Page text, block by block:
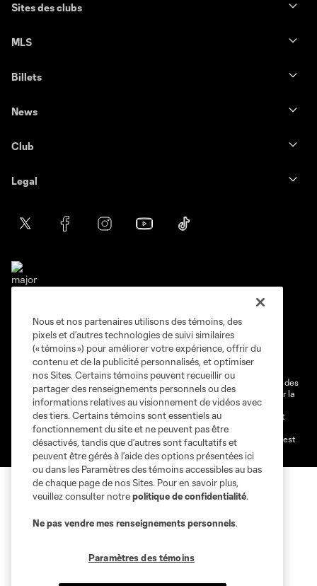
Sites des clubs
MLS
Billets
News
Club
Legal
Conditions d'utilisation
Politique de confidentialité
Ne vendez pas et ne partagez pas mes information personnelles.
Paramètres des témoins
@2026 MLS. Le nom et l'écusson Major League Soccer et MLS sont des
marques déposées de Major League Soccer, LLC (“MLS”) protégés par la
loi. Les noms et les logos des différentes équipes de MLS sont des
marques déposées ou des marques de droit commun de MLS ou sont
utilisées avec l’autorisation ou l'accord tacite préalable de leurs
propriétaires. Toute l’utilisation de leurs noms et logos non-autorisée est
par conséquent prohibée est interdite.
Nous et nos partenaires utilisons des témoins, des
pixels et d’autres technologies de suivi similaires
(« témoins ») pour améliorer votre expérience, offrir du
contenu et de la publicité personnalisés, et optimiser
nos Sites. Certains témoins peuvent recueillir ou
partager des renseignements personnels ou des
informations relatives au visionnement de vidéos avec
des tiers. Certains témoins sont essentiels au
fonctionnement du site et ne peuvent pas être
désactivés, tandis que d’autres sont facultatifs et
peuvent être gérés à l’aide des options présentées ici
ou dans les Paramètres des témoins accessibles au bas
de chaque page de nos Sites. Pour en savoir plus,
veuillez consulter notrepolitique de confidentialité.
Ne pas vendre mes renseignements personnels.
Paramètres des témoins